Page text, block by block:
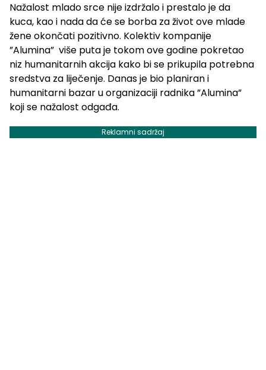
Nažalost mlado srce nije izdržalo i prestalo je da
kuca, kao i nada da će se borba za život ove mlade
žene okončati pozitivno. Kolektiv kompanije
”Alumina” više puta je tokom ove godine pokretao
niz humanitarnih akcija kako bi se prikupila potrebna
sredstva za liječenje. Danas je bio planiran i
humanitarni bazar u organizaciji radnika ”Alumina”
koji se nažalost odgađa.
Reklamni sadržaj